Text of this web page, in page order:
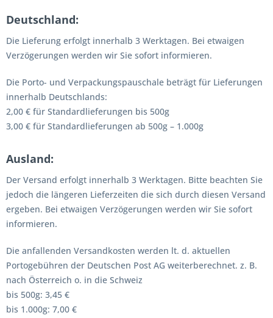
Deutschland:
Die Lieferung erfolgt innerhalb 3 Werktagen. Bei etwaigen
Verzögerungen werden wir Sie sofort informieren.
Die Porto- und Verpackungspauschale beträgt für Lieferungen
innerhalb Deutschlands:
2,00 € für Standardlieferungen bis 500g
3,00 € für Standardlieferungen ab 500g – 1.000g
Ausland:
Der Versand erfolgt innerhalb 3 Werktagen. Bitte beachten Sie
jedoch die längeren Lieferzeiten die sich durch diesen Versand
ergeben. Bei etwaigen Verzögerungen werden wir Sie sofort
informieren.
Die anfallenden Versandkosten werden lt. d. aktuellen
Portogebühren der Deutschen Post AG weiterberechnet. z. B.
nach Österreich o. in die Schweiz
bis 500g: 3,45 €
bis 1.000g: 7,00 €